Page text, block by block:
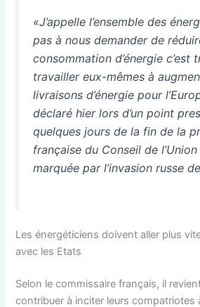
«J’appelle l’ensemble des
pas à nous demander de
consommation d’énergie c’est
travailler eux-mêmes à
livraisons d’énergie pour
déclaré hier lors d’un point
quelques jours de la fin de la
française du Conseil de
marquée par l’invasion russe
Les énergéticiens doivent aller plus
avec les Etats
Selon le commissaire français, il
contribuer à inciter leurs compatriotes